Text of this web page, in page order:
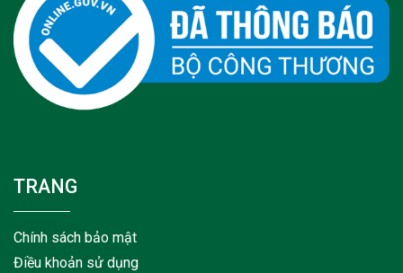
TRANG
Chính sách bảo mật
Điều khoản sử dụng